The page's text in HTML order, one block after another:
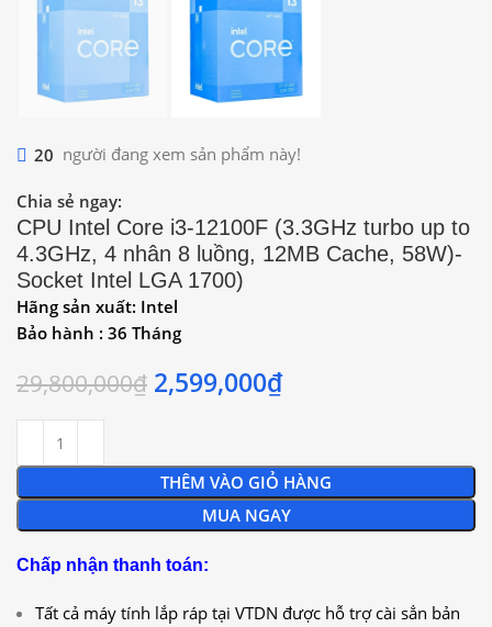
20 người đang xem sản phẩm này!
Chia sẻ ngay:
CPU Intel Core i3-12100F (3.3GHz turbo up to
4.3GHz, 4 nhân 8 luồng, 12MB Cache, 58W)-
Socket Intel LGA 1700)
Hãng sản xuất: Intel
Bảo hành : 36 Tháng
29,800,000₫ 2,599,000₫
THÊM VÀO GIỎ HÀNG
MUA NGAY
Chấp nhận thanh toán:
Tất cả máy tính lắp ráp tại VTDN được hỗ trợ cài sẳn bản